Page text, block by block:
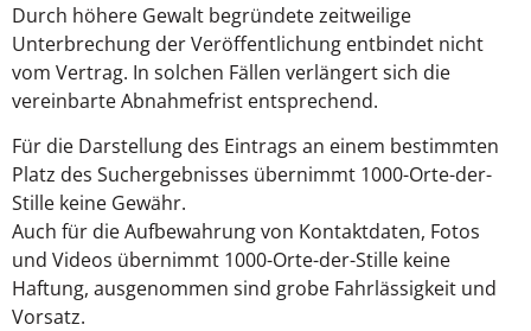
Durch höhere Gewalt begründete zeitweilige
Unterbrechung der Veröffentlichung entbindet nicht
vom Vertrag. In solchen Fällen verlängert sich die
vereinbarte Abnahmefrist entsprechend.
Für die Darstellung des Eintrags an einem bestimmten
Platz des Suchergebnisses übernimmt 1000-Orte-der-
Stille keine Gewähr.
Auch für die Aufbewahrung von Kontaktdaten, Fotos
und Videos übernimmt 1000-Orte-der-Stille keine
Haftung, ausgenommen sind grobe Fahrlässigkeit und
Vorsatz.